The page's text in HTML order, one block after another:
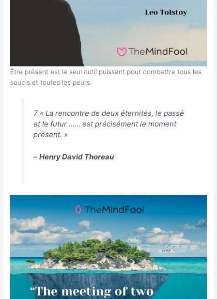
Être présent est le seul outil puissant pour combattre tous les
soucis et toutes les peurs.
7 « La rencontre de deux éternités, le passé
et le futur …… est précisément le moment
présent. »
– Henry David Thoreau